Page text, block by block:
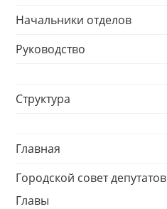
Начальники отделов
Руководство
Структура
Главная
Городской совет депутатов
Главы